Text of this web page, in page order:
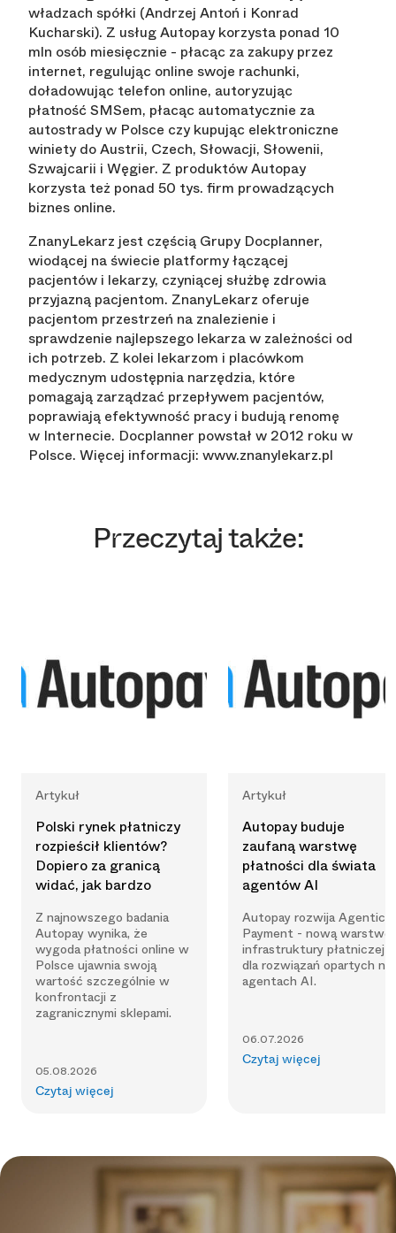
władzach spółki (Andrzej Antoń i Konrad
Kucharski). Z usług Autopay korzysta ponad 10
mln osób miesięcznie - płacąc za zakupy przez
internet, regulując online swoje rachunki,
doładowując telefon online, autoryzując
płatność SMSem, płacąc automatycznie za
autostrady w Polsce czy kupując elektroniczne
winiety do Austrii, Czech, Słowacji, Słowenii,
Szwajcarii i Węgier. Z produktów Autopay
korzysta też ponad 50 tys. firm prowadzących
biznes online.
ZnanyLekarz jest częścią Grupy Docplanner,
wiodącej na świecie platformy łączącej
pacjentów i lekarzy, czyniącej służbę zdrowia
przyjazną pacjentom. ZnanyLekarz oferuje
pacjentom przestrzeń na znalezienie i
sprawdzenie najlepszego lekarza w zależności od
ich potrzeb. Z kolei lekarzom i placówkom
medycznym udostępnia narzędzia, które
pomagają zarządzać przepływem pacjentów,
poprawiają efektywność pracy i budują renomę
w Internecie. Docplanner powstał w 2012 roku w
Polsce. Więcej informacji: www.znanylekarz.pl
Przeczytaj także:
Artykuł
Polski rynek płatniczy
rozpieścił klientów?
Dopiero za granicą
widać, jak bardzo
Z najnowszego badania
Autopay wynika, że
wygoda płatności online w
Polsce ujawnia swoją
wartość szczególnie w
konfrontacji z
zagranicznymi sklepami.
05.08.2026
Czytaj więcej
Artykuł
Autopay buduje
zaufaną warstwę
płatności dla świata
agentów AI
Autopay rozwija Agentic
Payment - nową warstwę
infrastruktury płatniczej
dla rozwiązań opartych na
agentach AI.
06.07.2026
Czytaj więcej